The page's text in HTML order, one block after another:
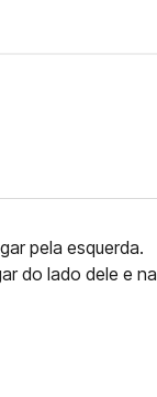
pela esquerda.
do lado dele e na